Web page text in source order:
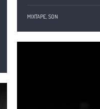
MIXTAPE, SON